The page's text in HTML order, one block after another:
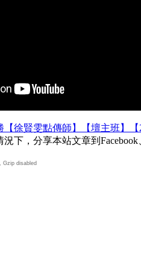
徐賢雯點傳師】【壇主班】【
下，分享本站文章到
Gzip disabled